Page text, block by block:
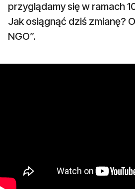
przyglądamy się w ramach
Jak osiągnąć dziś zmianę?
NGO”.